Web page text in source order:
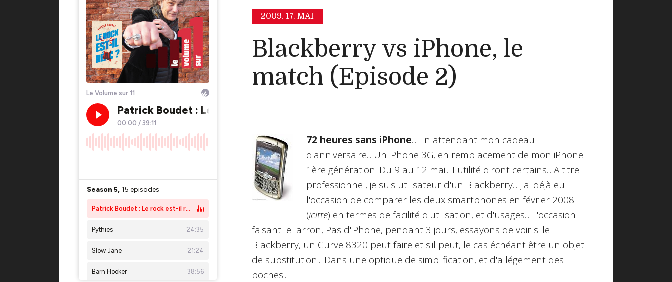
2009. 17. MAI
Blackberry vs iPhone, le
match (Episode 2)
72 heures sans iPhone... En attendant mon cadeau
d'anniversaire... Un iPhone 3G, en remplacement de mon iPhone
1ère génération. Du 9 au 12 mai... Futilité diront certains... A titre
professionnel, je suis utilisateur d'un Blackberry... J'ai déjà eu
l'occasion de comparer les deux smartphones en février 2008
(icitte) en termes de facilité d'utilisation, et d'usages... L'occasion
faisant le larron, Pas d'iPhone, pendant 3 jours, essayons de voir si le
Blackberry, un Curve 8320 peut faire et s'il peut, le cas échéant être un objet
de substitution... Dans une optique de simplification, et d'allégement des
poches...